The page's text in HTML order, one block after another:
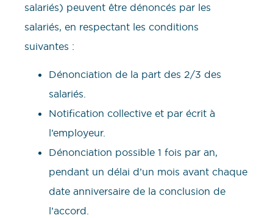
salariés) peuvent être dénoncés par les
salariés, en respectant les conditions
suivantes :
Dénonciation de la part des 2/3 des
salariés.
Notification collective et par écrit à
l’employeur.
Dénonciation possible 1 fois par an,
pendant un délai d’un mois avant chaque
date anniversaire de la conclusion de
l’accord.